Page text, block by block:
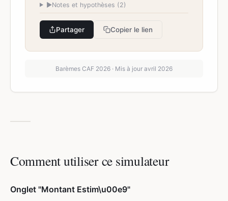
▶Notes et hypothèses (2)
Partager Copier le lien
Barèmes CAF 2026 · Mis à jour avril 2026
Comment utiliser ce simulateur
Onglet "Montant Estim\u00e9"